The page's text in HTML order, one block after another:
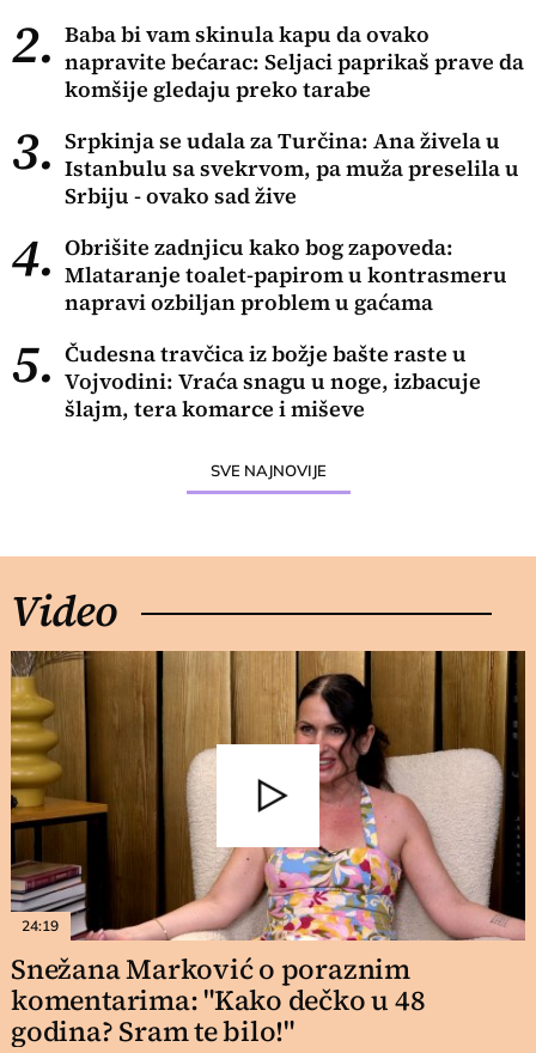
2. Baba bi vam skinula kapu da ovako
napravite bećarac: Seljaci paprikaš prave da
komšije gledaju preko tarabe
3. Srpkinja se udala za Turčina: Ana živela u
Istanbulu sa svekrvom, pa muža preselila u
Srbiju - ovako sad žive
4. Obrišite zadnjicu kako bog zapoveda:
Mlataranje toalet-papirom u kontrasmeru
napravi ozbiljan problem u gaćama
5. Čudesna travčica iz božje bašte raste u
Vojvodini: Vraća snagu u noge, izbacuje
šlajm, tera komarce i miševe
SVE NAJNOVIJE
Video
24:19
Snežana Marković o poraznim
komentarima: "Kako dečko u 48
godina? Sram te bilo!"